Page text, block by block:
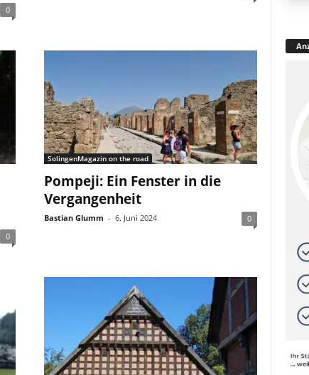
0
0
SolingenMagazin on the road
Pompeji: Ein Fenster in die
Vergangenheit
Bastian Glumm - 6. Juni 2024 0